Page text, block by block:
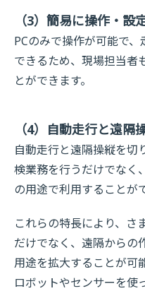
（3）簡易に操作・設
PCのみで操作が可能で
できるため、現場担当者
とができます。
（4）自動走行と遠隔
自動走行と遠隔操縦を切
検業務を行うだけでなく
の用途で利用することが
これらの特長により、さ
だけでなく、遠隔からの
用途を拡大することが可
ロボットやセンサーを使